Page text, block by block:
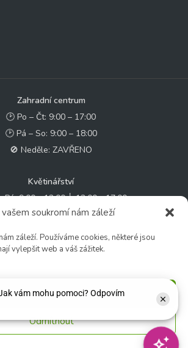
vašem soukromí nám záleží
záleží. Používáme cookies, některé jsou
vylepšit web a váš zážitek.
Příjmout
Odmítnout
Zahradní centrum
🕑 Po – Čt: 9:00 – 17:00
🕑 Pá – So: 9:00 – 18:00
🚫 Neděle: ZAVŘENO
Květinářství
Pá: 9:00 - 12:00 │ 13:00 - 17:00
🕑 So: 9:00 – 15:00
🚫 Ne - Po: ZAVŘENO